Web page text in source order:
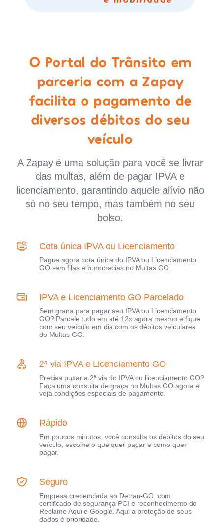
O Portal do Trânsito em
parceria com a Zapay
facilita o pagamento de
diversos débitos do seu
veículo
A Zapay é uma solução para você se livrar
das multas, além de pagar IPVA e
licenciamento, garantindo aquele alívio não
só no seu tempo, mas também no seu
bolso.
Cota única IPVA ou Licenciamento
Pague agora cota única do IPVA ou Licenciamento
GO sem filas e burocracias no Multas GO.
IPVA e Licenciamento GO Parcelado
Sem grana para pagar seu IPVA ou Licenciamento
GO? Parcele tudo em até 12x agora mesmo e fique
com seu veículo em dia com os débitos veiculares
do Multas GO.
2ª via IPVA e Licenciamento GO
Precisa puxar a 2ª via do IPVA ou licenciamento GO?
Faça uma consulta de graça no Multas GO agora e
veja condições especiais de pagamento.
Rápido
Em poucos minutos, você consulta os débitos do seu
veículo, escolhe o que quer pagar e como quer
pagar.
Seguro
Empresa credenciada ao Detran-GO, com
certificado de segurança PCI e reconhecimento do
Reclame Aqui e Google. Aqui a proteção de seus
dados é prioridade.